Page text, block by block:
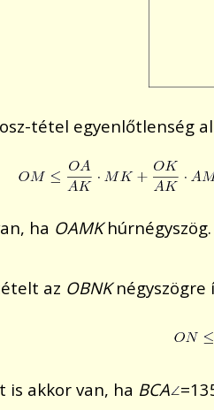
tétel egyenlőtlenség
ha OAMK
az OBNKnégyszögre
is akkor van, ha BCA